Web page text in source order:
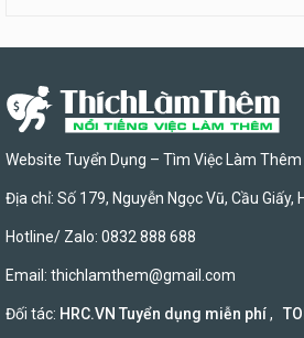
Website Tuyển Dụng – Tìm Việc Làm Thêm
Địa chỉ: Số 179, Nguyễn Ngọc Vũ, Cầu Giấy,
Hotline/ Zalo: 0832 888 688
Email: thichlamthem@gmail.com
Đối tác: HRC.VN Tuyển dụng miễn phí,